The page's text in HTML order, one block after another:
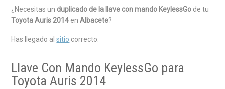
¿Necesitas un duplicado de la llave con mando KeylessGo de tu
Toyota Auris 2014 enAlbacete?
Has llegado alsitio correcto.
Llave Con Mando KeylessGo para
Toyota Auris 2014